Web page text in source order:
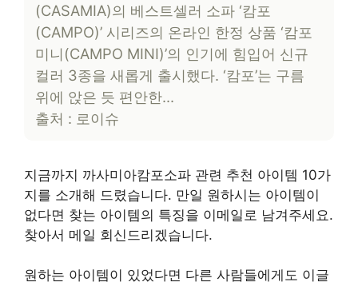
(CASAMIA)의 베스트셀러 소파 ‘캄포
(CAMPO)’ 시리즈의 온라인 한정 상품 ‘캄포
미니(CAMPO MINI)’의 인기에 힘입어 신규
컬러 3종을 새롭게 출시했다. ‘캄포’는 구름
위에 앉은 듯 편안한…
출처 : 로이슈
지금까지 까사미아캄포소파 관련 추천 아이템 10가
지를 소개해 드렸습니다. 만일 원하시는 아이템이
없다면 찾는 아이템의 특징을 이메일로 남겨주세요.
찾아서 메일 회신드리겠습니다.
원하는 아이템이 있었다면 다른 사람들에게도 이글